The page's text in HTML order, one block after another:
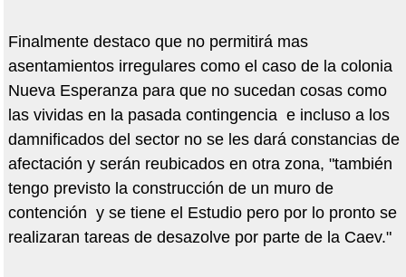
Finalmente destaco que no permitirá mas
asentamientos irregulares como el caso de la colonia
Nueva Esperanza para que no sucedan cosas como
las vividas en la pasada contingencia e incluso a los
damnificados del sector no se les dará constancias de
afectación y serán reubicados en otra zona, "también
tengo previsto la construcción de un muro de
contención y se tiene el Estudio pero por lo pronto se
realizaran tareas de desazolve por parte de la Caev."